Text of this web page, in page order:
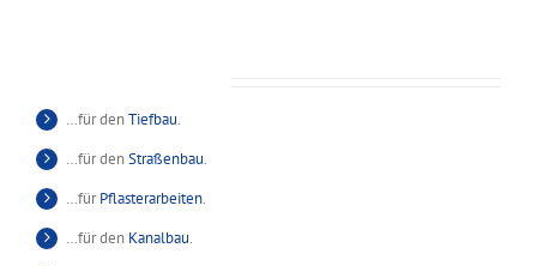
…für denTiefbau.
…für denStraßenbau.
…fürPflasterarbeiten.
…für den Kanalbau.